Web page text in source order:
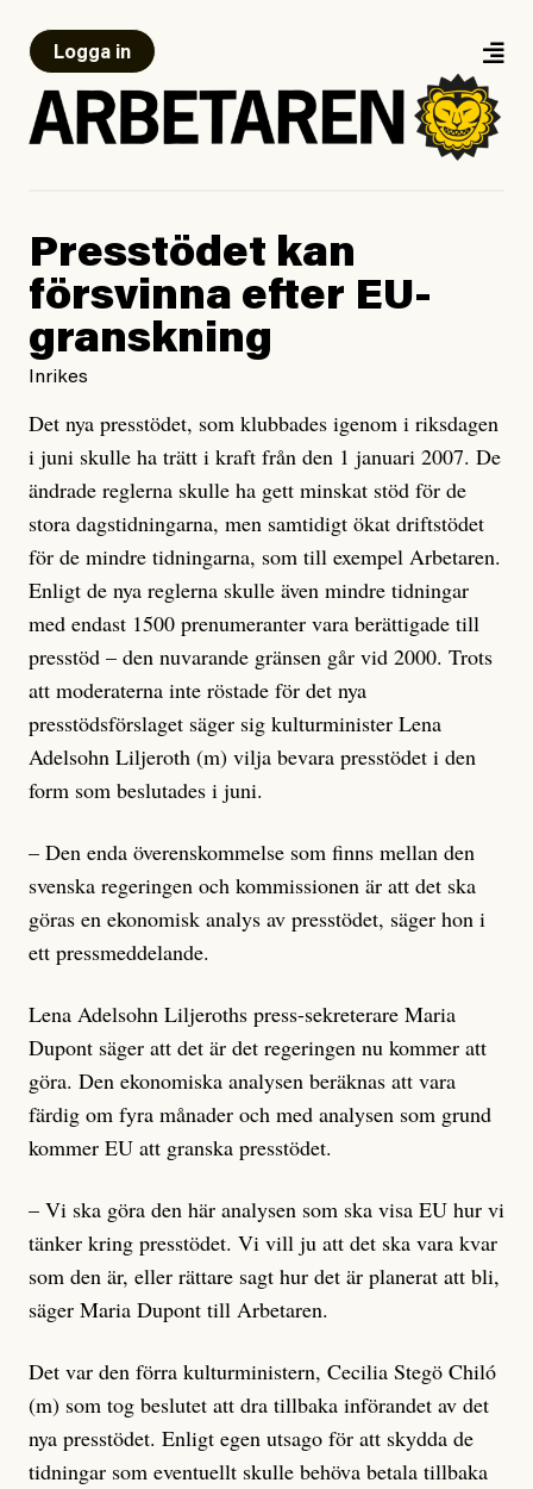
Logga in
Presstödet kan
försvinna efter EU-
granskning
Inrikes
Det nya presstödet, som klubbades igenom i riksdagen
i juni skulle ha trätt i kraft från den 1 januari 2007. De
ändrade reglerna skulle ha gett minskat stöd för de
stora dagstidningarna, men samtidigt ökat driftstödet
för de mindre tidningarna, som till exempel Arbetaren.
Enligt de nya reglerna skulle även mindre tidningar
med endast 1500 prenumeranter vara berättigade till
presstöd – den nuvarande gränsen går vid 2000. Trots
att moderaterna inte röstade för det nya
presstödsförslaget säger sig kulturminister Lena
Adelsohn Liljeroth (m) vilja bevara presstödet i den
form som beslutades i juni.
– Den enda överenskommelse som finns mellan den
svenska regeringen och kommissionen är att det ska
göras en ekonomisk analys av presstödet, säger hon i
ett pressmeddelande.
Lena Adelsohn Liljeroths press-sekreterare Maria
Dupont säger att det är det regeringen nu kommer att
göra. Den ekonomiska analysen beräknas att vara
färdig om fyra månader och med analysen som grund
kommer EU att granska presstödet.
– Vi ska göra den här analysen som ska visa EU hur vi
tänker kring presstödet. Vi vill ju att det ska vara kvar
som den är, eller rättare sagt hur det är planerat att bli,
säger Maria Dupont till Arbetaren.
Det var den förra kulturministern, Cecilia Stegö Chiló
(m) som tog beslutet att dra tillbaka införandet av det
nya presstödet. Enligt egen utsago för att skydda de
tidningar som eventuellt skulle behöva betala tillbaka